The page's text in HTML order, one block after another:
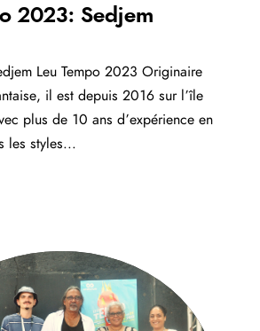
2023: Sedjem
Leu Tempo 2023 Originaire
il est depuis 2016 sur l’île
plus de 10 ans d’expérience en
les styles...